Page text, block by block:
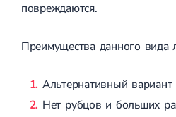
повреждаются.
Преимущества данного вида
Альтернативный вариант
Нет рубцов и больших